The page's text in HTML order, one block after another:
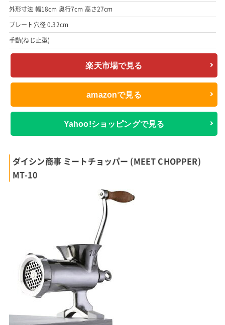
外形寸法 幅18cm 奥行7cm 高さ27cm
プレート穴径 0.32cm
手動(ねじ止型)
楽天市場で見る
amazonで見る
Yahoo!ショッピングで見る
ダイシン商事 ミートチョッパー (MEET CHOPPER)
MT-10